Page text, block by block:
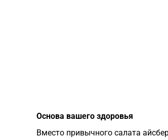
​Основа вашего здоровья
​Вместо привычного салата